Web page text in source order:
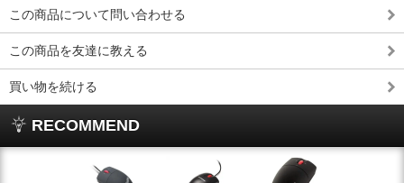
この商品について問い合わせる
この商品を友達に教える
買い物を続ける
RECOMMEND